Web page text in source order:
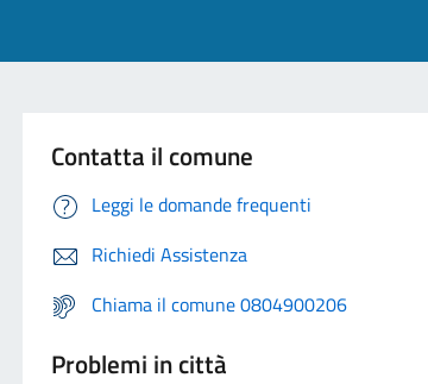
Contatta il comune
Leggi le domande frequenti
Richiedi Assistenza
Chiama il comune 0804900206
Problemi in città